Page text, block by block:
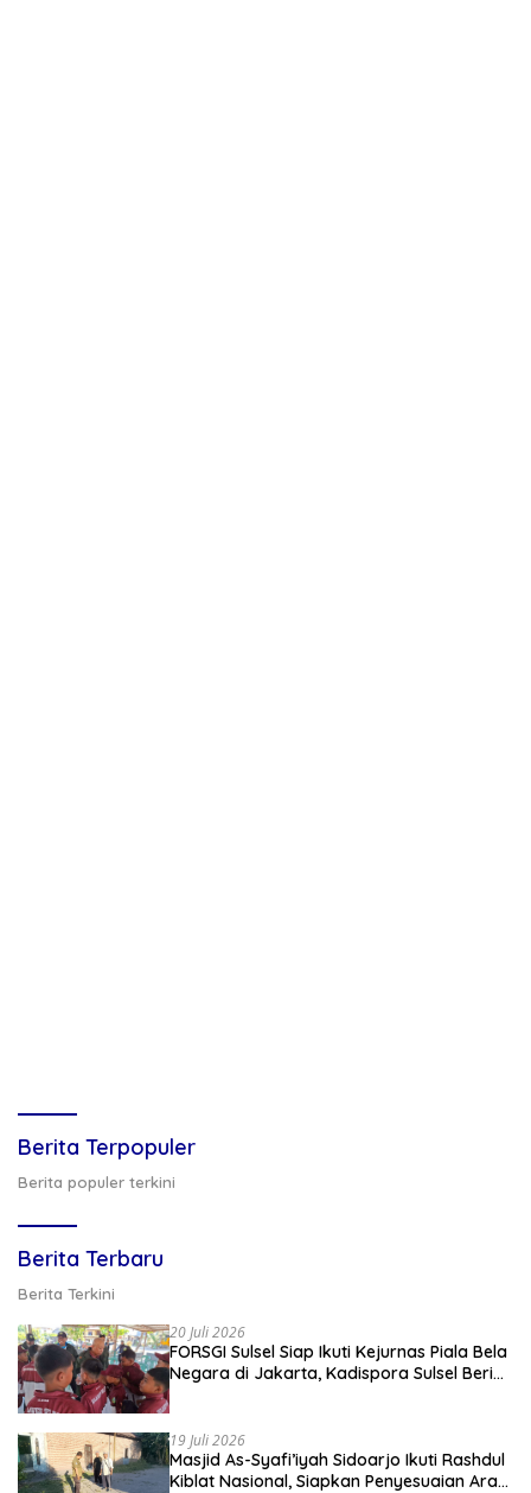
Berita Terpopuler
Berita populer terkini
Berita Terbaru
Berita Terkini
20 Juli 2026
FORSGI Sulsel Siap Ikuti Kejurnas Piala Bela
Negara di Jakarta, Kadispora Sulsel Beri
19 Juli 2026
Masjid As-Syafi’iyah Sidoarjo Ikuti Rashdul
Kiblat Nasional, Siapkan Penyesuaian Arah